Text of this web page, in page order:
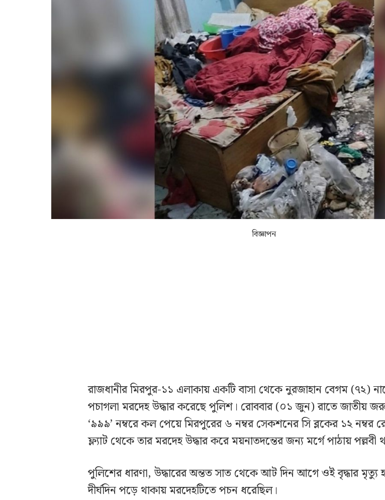
বিজ্ঞাপন
রাজধানীর মিরপুর-১১ এলাকায় একটি বাসা থেকে নুরজাহান বেগম (৭২)
পচাগলা মরদেহ উদ্ধার করেছে পুলিশ। রোববার (০১ জুন) রাতে জাতীয়
‘৯৯৯’ নম্বরে কল পেয়ে মিরপুরের ৬ নম্বর সেকশনের সি ব্লকের ১২ নম্বর
ফ্ল্যাট থেকে তার মরদেহ উদ্ধার করে ময়নাতদন্তের জন্য মর্গে পাঠায় পল্লবী
পুলিশের ধারণা, উদ্ধারের অন্তত সাত থেকে আট দিন আগে ওই বৃদ্ধার মৃত্যু
দীর্ঘদিন পড়ে থাকায় মরদেহটিতে পচন ধরেছিল।